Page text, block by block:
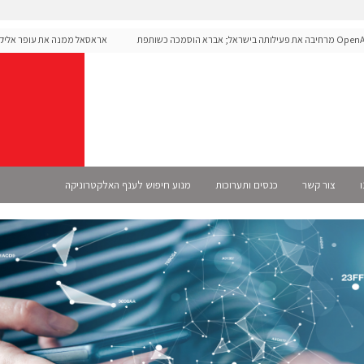
OpenAI מרחיבה את פעילותה בישראל; אברא הוסמכה כשותפת
אראסאל ממנה את עופר אליקים
צור קשר כנסים ותערוכות מנוע חיפוש לענף האלקטרוניקה